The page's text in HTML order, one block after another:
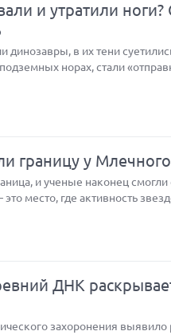
и утратили
динозавры, в их тени
норах, стали
границу у Млечного
и ученые наконец смогли
место, где активность
ДНК
захоронения